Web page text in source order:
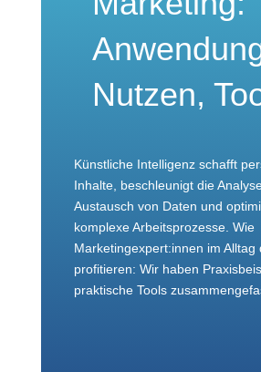
Nutzen,
Künstliche Intelligenz schafft
Inhalte, beschleunigt die
Austausch von Daten und
komplexe Arbeitsprozesse. Wie
Marketingexpert:innen im Alltag
profitieren: Wir haben
praktische Tools